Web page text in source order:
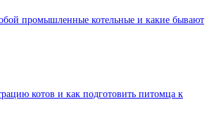
промышленные котельные и какие бывают
котов и как подготовить питомца к